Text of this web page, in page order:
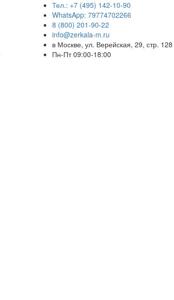
Тел.: +7 (495) 142-10-90
WhatsApp: 79774702266
8 (800) 201-90-22
info@zerkala-m.ru
в Москве, ул. Верейская, 29, стр. 128
Пн-Пт 09:00-18:00